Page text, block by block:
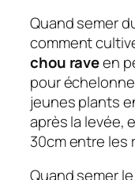
Quand semer
comment
chou raveen
pour
jeunes plants
après la levée,
30cm entre les
Quand semer